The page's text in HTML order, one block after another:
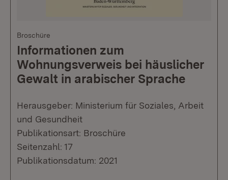
Broschüre
Informationen zum
Wohnungsverweis bei häuslicher
Gewalt in arabischer Sprache
Herausgeber: Ministerium für Soziales, Arbeit
und Gesundheit
Publikationsart: Broschüre
Seitenzahl: 17
Publikationsdatum: 2021